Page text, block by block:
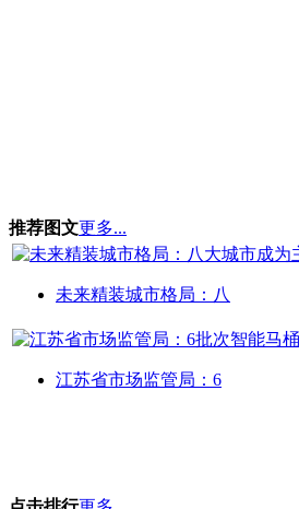
推荐图文更多...
未来精装城市格局：八
江苏省市场监管局：6